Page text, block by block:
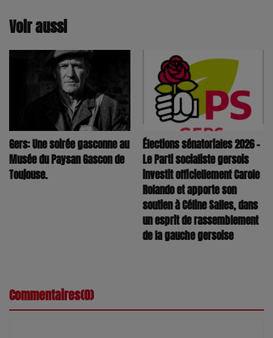
Voir aussi
Gers: Une soirée gasconne au
Musée du Paysan Gascon de
Toujouse.
Élections sénatoriales 2026 –
Le Parti socialiste gersois
investit officiellement Carole
Rolando et apporte son
soutien à Céline Salles, dans
un esprit de rassemblement
de la gauche gersoise
Commentaires(0)